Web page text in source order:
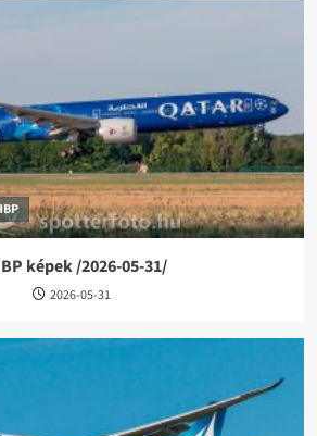
képek /2026-05-31/
2026-05-31